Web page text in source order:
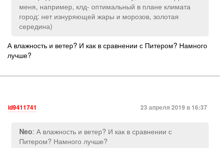
меня, например, клд- оптимальный в плане климата
город: нет изнуряющей жары и морозов, золотая
середина)
А влажность и ветер? И как в сравнении с Питером? Намного
лучше?
id9411741 23 апреля 2019 в 16:37
Neo: А влажность и ветер? И как в сравнении с
Питером? Намного лучше?